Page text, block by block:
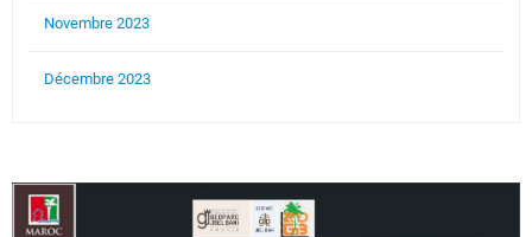
Novembre 2023
Décembre 2023